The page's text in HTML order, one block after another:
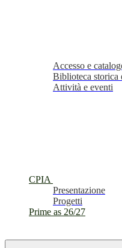
Accesso e
Biblioteca storica
Attività e eventi
CPIA
Presentazione
Progetti
Prime as 26/27